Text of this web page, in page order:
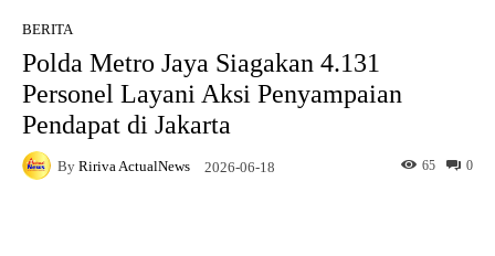
BERITA
Polda Metro Jaya Siagakan 4.131
Personel Layani Aksi Penyampaian
Pendapat di Jakarta
By Ririva ActualNews 2026-06-18 0
65